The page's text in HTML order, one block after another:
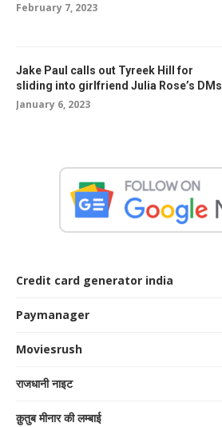
February 7, 2023
Jake Paul calls out Tyreek Hill for
sliding into girlfriend Julia Rose’s DMs
January 6, 2023
Credit card generator india
Paymanager
Moviesrush
राजधानी नाइट
क़ुतुब मीनार की लम्बाई